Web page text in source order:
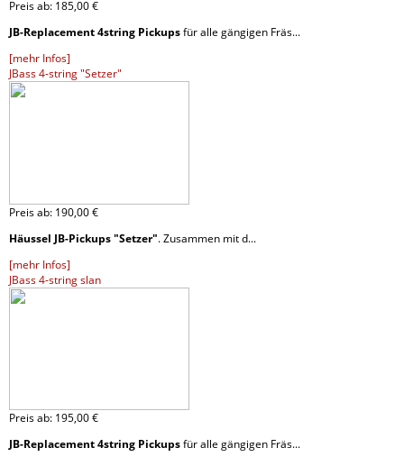
Preis ab: 185,00 €
JB-Replacement 4string Pickupsfür alle gängigen Fräs...
[mehr Infos]
JBass 4-string "Setzer"
Preis ab: 190,00 €
Häussel JB-Pickups "Setzer". Zusammen mit d...
[mehr Infos]
JBass 4-string slan
Preis ab: 195,00 €
JB-Replacement 4string Pickupsfür alle gängigen Fräs...